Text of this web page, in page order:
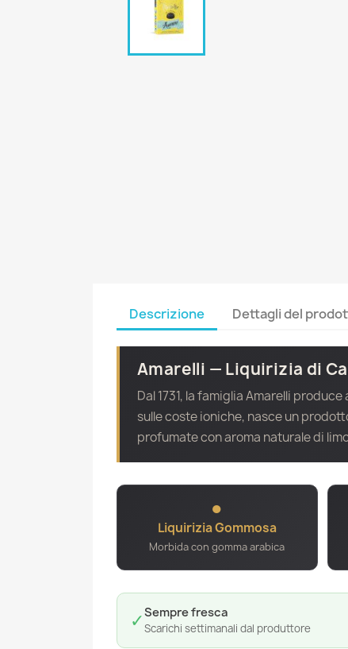
Descrizione Dettagli del
Amarelli — Liquirizia di
Dal 1731, la famiglia Amarelli
sulle coste ioniche, nasce un
profumate con aroma naturale di
●
Liquirizia Gommosa
Morbida con gomma arabica
✓Sempre fresca
Scarichi settimanali dal produttore